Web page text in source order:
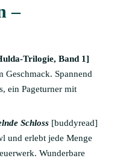
–
Trilogie, Band 1]
Geschmack. Spannend
ein Pageturner mit
Schloss [buddyread]
und erlebt jede Menge
Wunderbare